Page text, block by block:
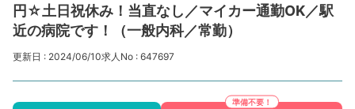
円☆土日祝休み！当直なし／マイカー通勤OK／駅
近の病院です！（一般内科／常勤）
更新日 : 2024/06/10求人No : 647697